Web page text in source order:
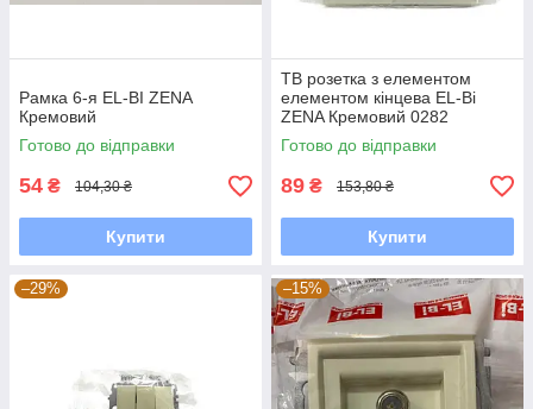
Рамка 6-я EL-BI ZENA
Кремовий
Готово до відправки
54 ₴ 104,30 ₴
Купити
ТВ розетка з елементом
елементом кінцева EL-Bi
ZENA Кремовий 0282
Готово до відправки
89 ₴ 153,80 ₴
Купити
–29% –15%